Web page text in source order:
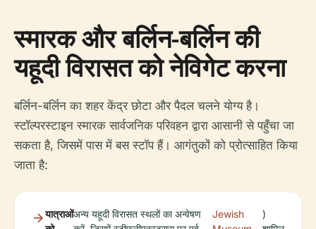
स्मारक और बर्लिन-बर्लिन की
यहूदी विरासत को नेविगेट करना
बर्लिन-बर्लिन का शहर केंद्र छोटा और पैदल चलने योग्य है।
स्टॉल्परस्टाइन स्मारक सार्वजनिक परिवहन द्वारा आसानी से पहुँचा जा
सकता है, जिसमें पास में बस स्टॉप हैं। आगंतुकों को प्रोत्साहित किया
जाता है:
यात्राओंअन्य यहूदी विरासत स्थलों का अन्वेषण
Jewish
)